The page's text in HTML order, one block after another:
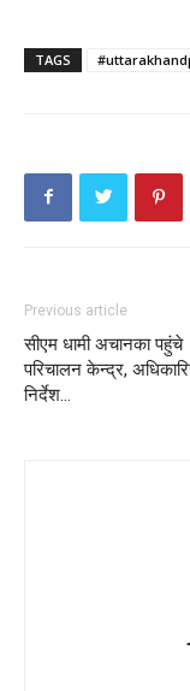
TAGS
Previous article
सीएम धामी अचानका
परिचालन केन्द्र,
निर्देश…